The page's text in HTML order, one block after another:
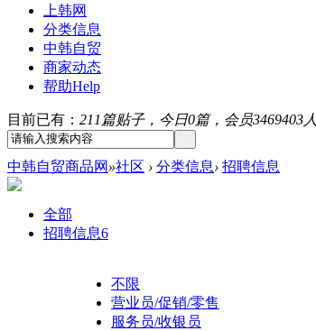
上韩网
分类信息
中韩自贸
商家动态
帮助Help
目前已有： 211篇贴子，今日0篇，会员3469403人
中韩自贸商品网 »社区 › 分类信息› 招聘信息
全部
招聘信息6
不限
营业员/促销/零售
服务员/收银员